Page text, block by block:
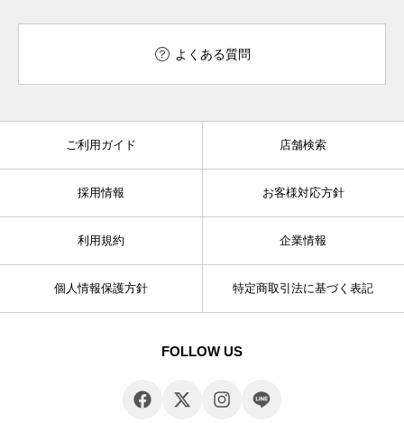
よくある質問
ご利用ガイド 店舗検索
採用情報 お客様対応方針
利用規約 企業情報
個人情報保護方針 特定商取引法に基づく表記
FOLLOW US